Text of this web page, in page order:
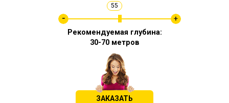
55
Рекомендуемая глубина:
30-70 метров
ЗАКАЗАТЬ